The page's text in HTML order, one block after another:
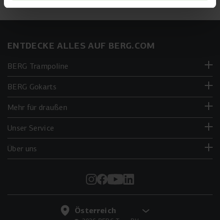
ENTDECKE ALLES AUF BERG.COM
BERG Trampoline
BERG Gokarts
Mehr für draußen
Unser Service
Über uns